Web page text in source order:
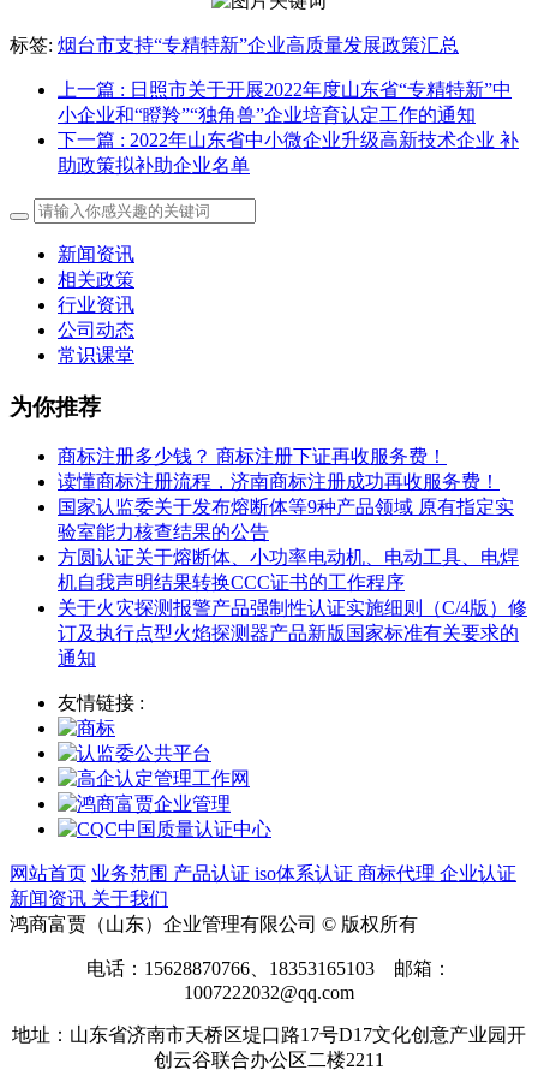
标签: 烟台市支持“专精特新”企业高质量发展政策汇总
上一篇 : 日照市关于开展2022年度山东省“专精特新”中
小企业和“瞪羚”“独角兽”企业培育认定工作的通知
下一篇 : 2022年山东省中小微企业升级高新技术企业 补
助政策拟补助企业名单
新闻资讯
相关政策
行业资讯
公司动态
常识课堂
为你推荐
商标注册多少钱？ 商标注册下证再收服务费！
读懂商标注册流程，济南商标注册成功再收服务费！
国家认监委关于发布熔断体等9种产品领域 原有指定实
验室能力核查结果的公告
方圆认证关于熔断体、小功率电动机、电动工具、电焊
机自我声明结果转换CCC证书的工作程序
关于火灾探测报警产品强制性认证实施细则（C/4版）修
订及执行点型火焰探测器产品新版国家标准有关要求的
通知
友情链接 :
网站首页 业务范围 产品认证 iso体系认证 商标代理 企业认证
新闻资讯 关于我们
鸿商富贾（山东）企业管理有限公司 © 版权所有
电话：15628870766、18353165103 邮箱：
1007222032@qq.com
地址：山东省济南市天桥区堤口路17号D17文化创意产业园开
创云谷联合办公区二楼2211